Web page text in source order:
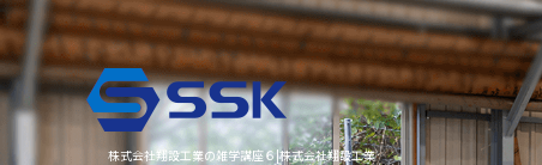
株式会社翔設工業の雑学講座６|株式会社翔設工業